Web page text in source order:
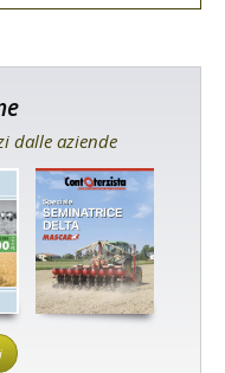
dalle aziende